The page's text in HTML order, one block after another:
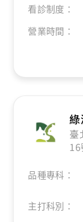
看診制度：
營業時間：
臺
品種專科：
主打科別：